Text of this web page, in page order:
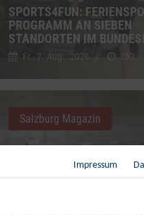
SPORTS4FUN:
PROGRAMM AN SIEBEN
STANDORTEN IM
Fr., 7. Aug.. 2026 // 263
Salzburg Magazin
Impressum